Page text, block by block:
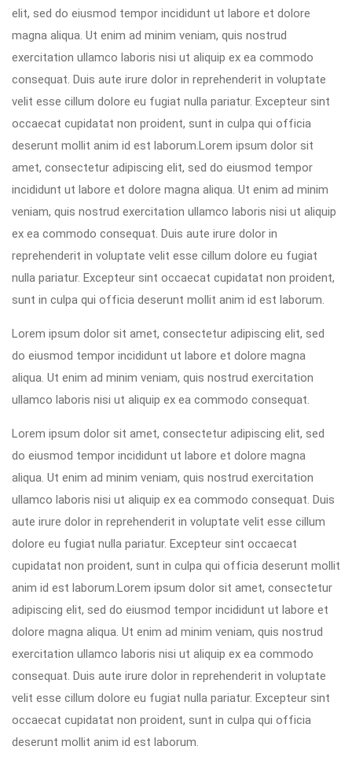
elit, sed do eiusmod tempor incididunt ut labore et dolore
magna aliqua. Ut enim ad minim veniam, quis nostrud
exercitation ullamco laboris nisi ut aliquip ex ea commodo
consequat. Duis aute irure dolor in reprehenderit in voluptate
velit esse cillum dolore eu fugiat nulla pariatur. Excepteur sint
occaecat cupidatat non proident, sunt in culpa qui officia
deserunt mollit anim id est laborum.Lorem ipsum dolor sit
amet, consectetur adipiscing elit, sed do eiusmod tempor
incididunt ut labore et dolore magna aliqua. Ut enim ad minim
veniam, quis nostrud exercitation ullamco laboris nisi ut aliquip
ex ea commodo consequat. Duis aute irure dolor in
reprehenderit in voluptate velit esse cillum dolore eu fugiat
nulla pariatur. Excepteur sint occaecat cupidatat non proident,
sunt in culpa qui officia deserunt mollit anim id est laborum.
Lorem ipsum dolor sit amet, consectetur adipiscing elit, sed
do eiusmod tempor incididunt ut labore et dolore magna
aliqua. Ut enim ad minim veniam, quis nostrud exercitation
ullamco laboris nisi ut aliquip ex ea commodo consequat.
Lorem ipsum dolor sit amet, consectetur adipiscing elit, sed
do eiusmod tempor incididunt ut labore et dolore magna
aliqua. Ut enim ad minim veniam, quis nostrud exercitation
ullamco laboris nisi ut aliquip ex ea commodo consequat. Duis
aute irure dolor in reprehenderit in voluptate velit esse cillum
dolore eu fugiat nulla pariatur. Excepteur sint occaecat
cupidatat non proident, sunt in culpa qui officia deserunt mollit
anim id est laborum.Lorem ipsum dolor sit amet, consectetur
adipiscing elit, sed do eiusmod tempor incididunt ut labore et
dolore magna aliqua. Ut enim ad minim veniam, quis nostrud
exercitation ullamco laboris nisi ut aliquip ex ea commodo
consequat. Duis aute irure dolor in reprehenderit in voluptate
velit esse cillum dolore eu fugiat nulla pariatur. Excepteur sint
occaecat cupidatat non proident, sunt in culpa qui officia
deserunt mollit anim id est laborum.